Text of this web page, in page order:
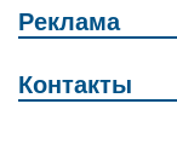
Реклама
Контакты